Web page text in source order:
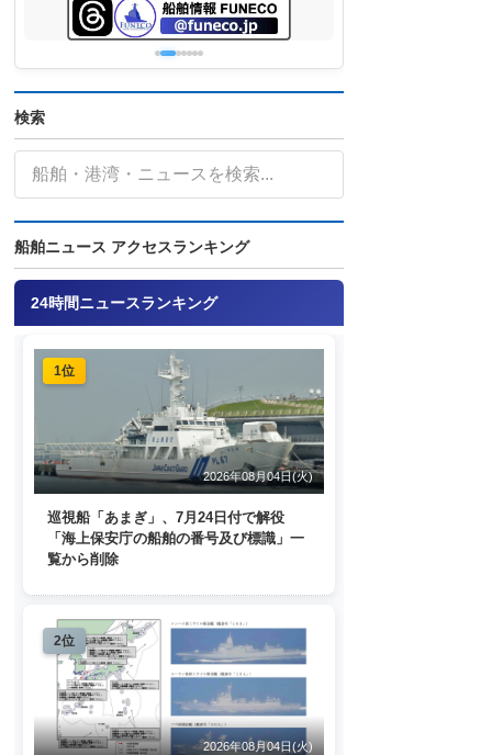
検索
船舶ニュース アクセスランキング
24時間ニュースランキング
1位
2026年08月04日(火)
巡視船「あまぎ」、7月24日付で解役
「海上保安庁の船舶の番号及び標識」一
覧から削除
2位
2026年08月04日(火)